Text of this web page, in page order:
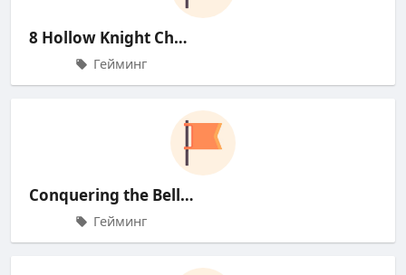
8 Hollow Knight Characters I Nee
Гейминг
Conquering the Bell-Eater: My Jo
Гейминг